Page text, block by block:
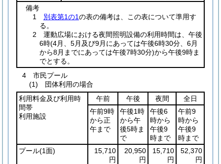
備考
1 別表第1の1の表の備考は、この表について準用す
る。
2 運動広場における夜間照明設備の利用時間は、午後
6時(4月、5月及び9月にあっては午後6時30分、6月
から8月までにあっては午後7時30分)から午後9時ま
でとする。
4 市民プール
(1) 団体利用の場合
利用料金及び利用時
間帯
利用施設
午前 午後 夜間
全日
午前9時
から正
午まで
午後1時
から午
後5時ま
で
午後6
時から
午後9
時まで
午前9
時から
午後9
時まで
プール(1面)
15,710
円
20,950
円
15,710
円
52,370
円